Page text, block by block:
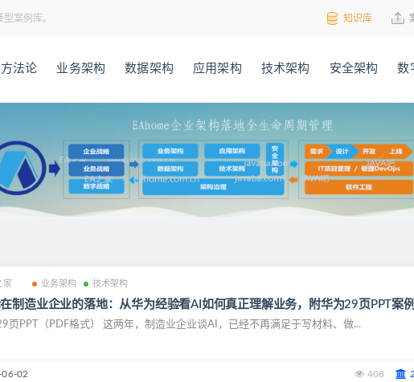
案例库。 知识库
法论 业务架构 数据架构 应用架构 技术架构 安全架构 数
家 业务架构 技术架构
制造业企业的落地：从华为经验看AI如何真正理解业务，附华为29页PPT案例
页PPT（PDF格式） 这两年，制造业企业谈AI，已经不再满足于写材料、做...
02 408